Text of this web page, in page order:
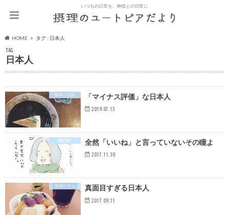
いつもの日常を、神様との日常に
HOME タグ : 日本人
TAG
日本人
信仰コラム 「マイナス評価」な日本人
2019.07.15
絵日記 全然「いいね」と言っていないその瞳よ
2017.11.30
信仰コラム 真面目すぎる日本人
2017.09.11